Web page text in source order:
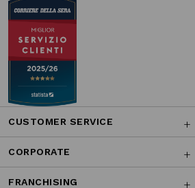
CUSTOMER SERVICE
CORPORATE
FRANCHISING